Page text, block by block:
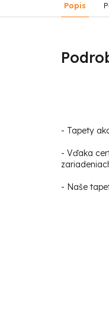
Popis
- Tapety
- Vďaka
- Naše